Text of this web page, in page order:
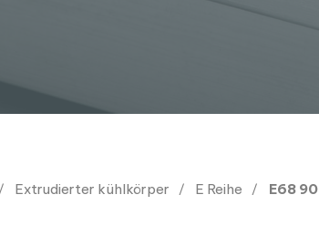
Extrudierter kühlkörper E Reihe E68 90